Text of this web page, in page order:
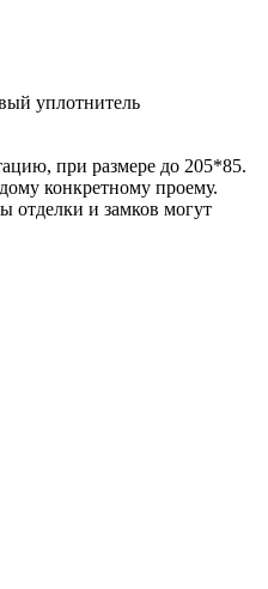
уплотнитель
при размере до 205*85.
конкретному проему.
отделки и замков могут